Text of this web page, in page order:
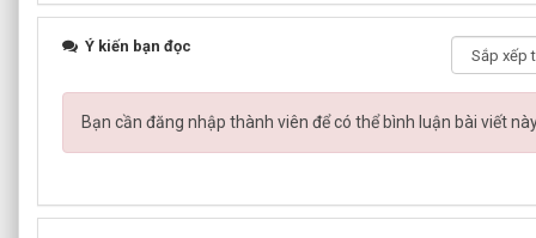
Ý kiến bạn đọc
Bạn cần đăng nhập thành viên để có thể bình luận bài viết